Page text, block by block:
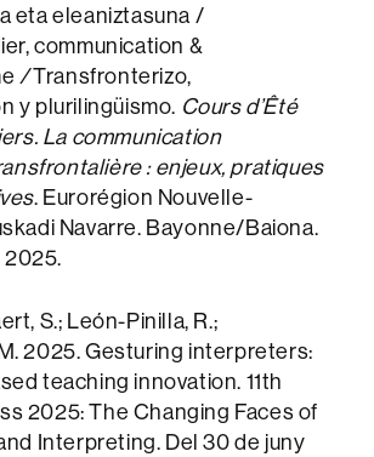
eta eleaniztasuna /
communication &
/Transfronterizo,
y plurilingüismo. Cours d’Êté
La communication
: enjeux, pratiques
. Eurorégion Nouvelle-
Navarre. Bayonne/Baiona.
2025.
S.; León-Pinilla, R.;
2025. Gesturing interpreters:
teaching innovation. 11th
2025: The Changing Faces of
Interpreting. Del 30 de juny